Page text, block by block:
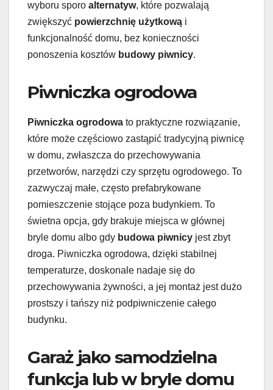
wyboru sporo alternatyw, które pozwalają
zwiększyć powierzchnię użytkową i
funkcjonalność domu, bez konieczności
ponoszenia kosztów budowy piwnicy.
Piwniczka ogrodowa
Piwniczka ogrodowa to praktyczne rozwiązanie,
które może częściowo zastąpić tradycyjną piwnicę
w domu, zwłaszcza do przechowywania
przetworów, narzędzi czy sprzętu ogrodowego. To
zazwyczaj małe, często prefabrykowane
pomieszczenie stojące poza budynkiem. To
świetna opcja, gdy brakuje miejsca w głównej
bryle domu albo gdy budowa piwnicy jest zbyt
droga. Piwniczka ogrodowa, dzięki stabilnej
temperaturze, doskonale nadaje się do
przechowywania żywności, a jej montaż jest dużo
prostszy i tańszy niż podpiwniczenie całego
budynku.
Garaż jako samodzielna
funkcja lub w bryle domu